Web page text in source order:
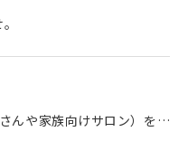
族向けサロン）を開催します。